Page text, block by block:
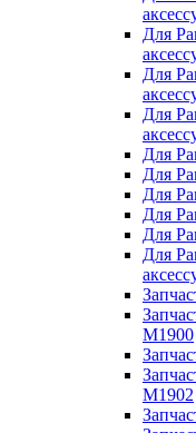
Для
Для
Для
Для
Для
Для
Для
Для
Для
M1900
M1902